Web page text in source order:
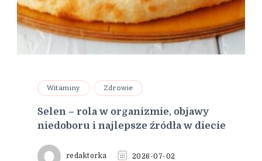
Witaminy Zdrowie
Selen – rola w organizmie, objawy
niedoboru i najlepsze źródła w diecie
redaktorka 2026-07-02